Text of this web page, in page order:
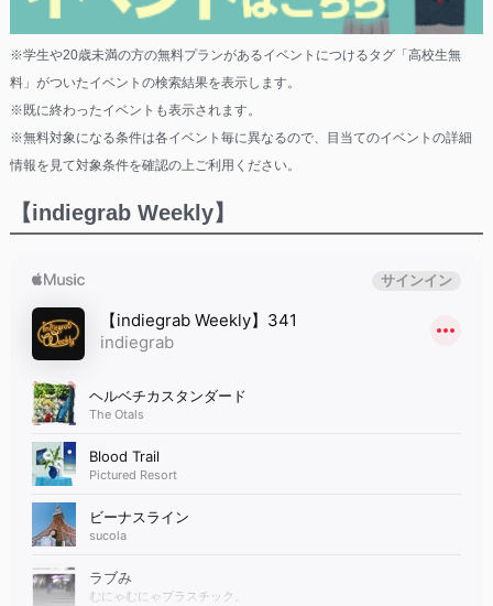
※学生や20歳未満の方の無料プランがあるイベントにつけるタグ「高校生無
料」がついたイベントの検索結果を表示します。
※既に終わったイベントも表示されます。
※無料対象になる条件は各イベント毎に異なるので、目当てのイベントの詳細
情報を見て対象条件を確認の上ご利用ください。
【indiegrab Weekly】